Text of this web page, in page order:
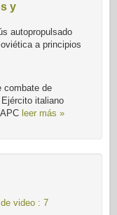
y
autopropulsado
a principios
combate de
italiano
leer más »
video : 7